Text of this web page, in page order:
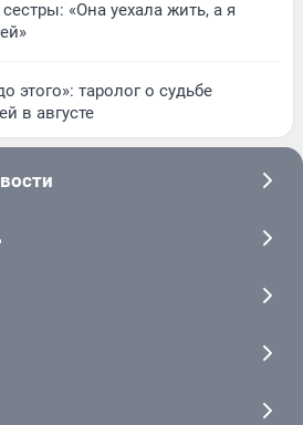
«Она уехала жить, а я
этого»: таролог о судьбе
в августе